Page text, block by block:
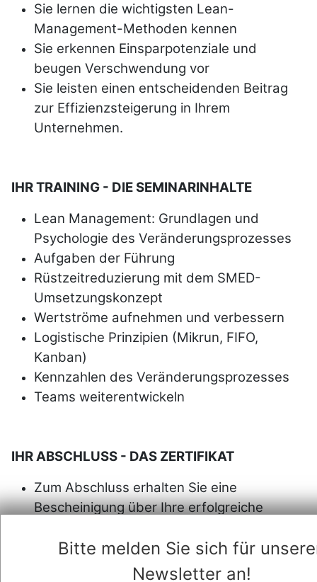
Sie lernen die wichtigsten Lean-
Management-Methoden kennen
Sie erkennen Einsparpotenziale und
beugen Verschwendung vor
Sie leisten einen entscheidenden Beitrag
zur Effizienz­steigerung in Ihrem
Unternehmen.
IHR TRAINING - DIE SEMINARINHALTE
Lean Management: Grundlagen und
Psychologie des Veränderungsprozesses
Aufgaben der Führung
Rüstzeitreduzierung mit dem SMED-
Umsetzungskonzept
Wertströme aufnehmen und verbessern
Logistische Prinzipien (Mikrun, FIFO,
Kanban)
Kennzahlen des Veränderungsprozesses
Teams weiterentwickeln
IHR ABSCHLUSS - DAS ZERTIFIKAT
Zum Abschluss erhalten Sie eine
Bescheinigung über Ihre erfolgreiche
Bitte melden Sie sich für
Newsletter an!